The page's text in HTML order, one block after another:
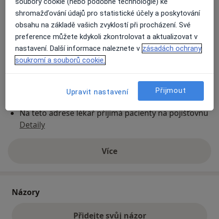
Přiblížit mapuse otevře v nové záložce
Dostupnost
Na této adrese online kalendář není aktivní
Způsoby platby (soukromé návštěvy)
Na teto adrese lékař přijímá pacienty na pojišťovnu
Detaily
Víceo adrese
Názory
Přidejte svůj názor
shromažďování údajů pro statistické účely a poskytování
obsahu na základě vašich zvyklostí při procházení. Své
preference můžete kdykoli zkontrolovat a aktualizovat v
nastavení. Další informace naleznete v zásadách ochrany
soukromí a souborů cookie.
Upravit nastavení Přijmout